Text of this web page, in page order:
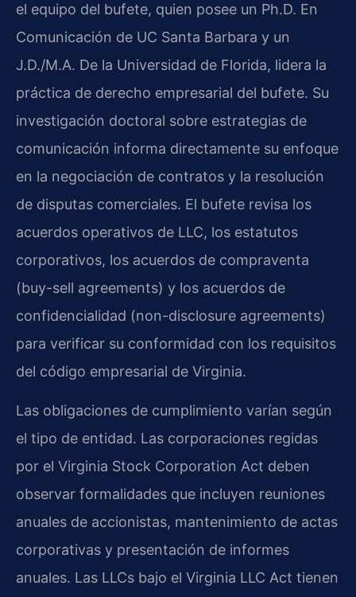
el equipo del bufete, quien posee un Ph.D. En
Comunicación de UC Santa Barbara y un
J.D./M.A. De la Universidad de Florida, lidera la
práctica de derecho empresarial del bufete. Su
investigación doctoral sobre estrategias de
comunicación informa directamente su enfoque
en la negociación de contratos y la resolución
de disputas comerciales. El bufete revisa los
acuerdos operativos de LLC, los estatutos
corporativos, los acuerdos de compraventa
(buy-sell agreements) y los acuerdos de
confidencialidad (non-disclosure agreements)
para verificar su conformidad con los requisitos
del código empresarial de Virginia.
Las obligaciones de cumplimiento varían según
el tipo de entidad. Las corporaciones regidas
por el Virginia Stock Corporation Act deben
observar formalidades que incluyen reuniones
anuales de accionistas, mantenimiento de actas
corporativas y presentación de informes
anuales. Las LLCs bajo el Virginia LLC Act tienen